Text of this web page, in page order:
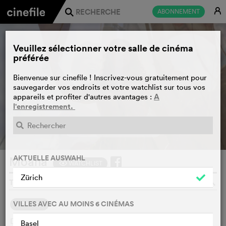
ABONNEMENT E
j
Moana WATCHLIST
THOMAS KAIL, USA, 2026
SYNOPSIS
Dans l'ancienne Polynésie, lorsqu'une terrible malédiction
Veuillez sélectionner votre salle de cinéma
préférée
Bienvenue sur cinefile ! Inscrivez-vous gratuitement pour
sauvegarder vos endroits et votre watchlist sur tous vos
appareils et profiter d'autres avantages : A
l'enregistrement.
AKTUELLE AUSWAHL
Zürich
VILLES AVEC AU MOINS 6 CINÉMAS
Basel